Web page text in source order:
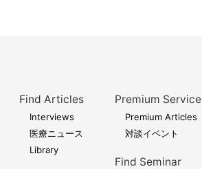
Find Articles
Interviews
医療ニュース
Library
Premium Service
Premium Articles
対談イベント
Find Seminar